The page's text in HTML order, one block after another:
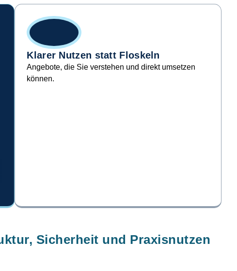
Klarer Nutzen statt Floskeln
Angebote, die Sie verstehen und direkt umsetzen
können.
Sicherheit und Praxisnutzen